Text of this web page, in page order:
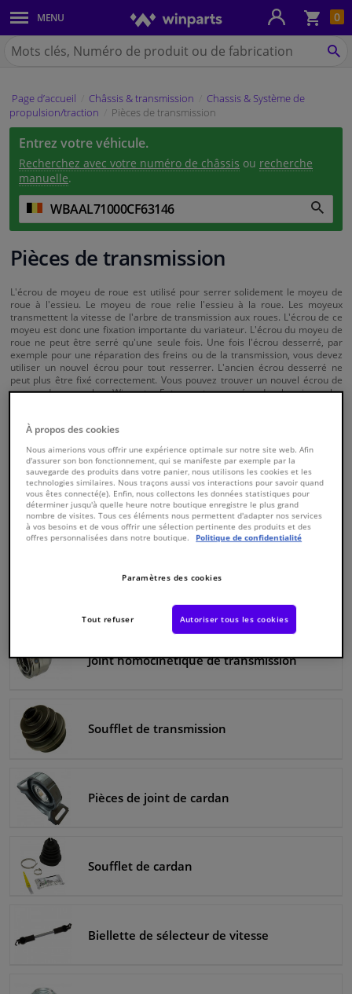
0
MENU
Carrosserie & tôles
Feux & ampoules
Freinage
Système d'échappement
Châssis & transmission
Refroidissement & chauffage
Pièces moteur & accessoires
Filtres & liquides
Bagages & transport
Fenêtres & accessoires
Intérieur & ameublement
Styling & Performance
Nettoyage & protection
Capteurs & électronique
Chercher
Winparts.be
Page d’accueil Châssis & transmission
Chassis & Système de
propulsion/traction
Pièces de transmission
Entrez votre véhicule.
Recherchez avec votre numéro de châssis ou recherche
manuelle.
Pièces de transmission
L'écrou de moyeu de roue est utilisé pour serrer solidement le moyeu de
roue à l'essieu. Le moyeu de roue relie l'essieu à la roue. Les moyeux
transmettent la vitesse de l'arbre de transmission aux roues. L'écrou de ce
moyeu est donc une fixation importante du variateur. L'écrou du moyeu de
roue ne peut être serré qu'une seule fois. Une fois l'écrou desserré, par
exemple pour une réparation des freins ou de la transmission, vous devez
utiliser un nouvel écrou pour tout resserrer. L'ancien écrou desserré ne
peut plus être fixé correctement. Vous pouvez trouver un nouvel écrou de
moyeu de roue chez Winparts. Entrez votre numéro de chassis ou les
26300 Produits
Chercher
Winparts.be
(Wallonie)
Roulement de roue
Joint homocinétique de transmission
Soufflet de transmission
Pièces de joint de cardan
Soufflet de cardan
Biellette de sélecteur de vitesse
À propos des cookies
Nous aimerions vous offrir une expérience optimale sur notre site web. Afin
d'assurer son bon fonctionnement, qui se manifeste par exemple par la
sauvegarde des produits dans votre panier, nous utilisons les cookies et les
technologies similaires. Nous traçons aussi vos interactions pour savoir quand
vous êtes connecté(e). Enfin, nous collectons les données statistiques pour
déterminer jusqu'à quelle heure notre boutique enregistre le plus grand
nombre de visites. Tous ces éléments nous permettent d'adapter nos services
à vos besoins et de vous offrir une sélection pertinente des produits et des
offres personnalisées dans notre boutique.
Politique de confidentialité
Paramètres des cookies
Tout refuser Autoriser tous les cookies